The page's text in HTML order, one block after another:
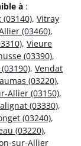
à :
(03140), Vitray
(03460),
, Vieure
(03390),
, Vendat
(03220),
Allier (03150),
(03330),
(03240),
(03220),
sur-Allier